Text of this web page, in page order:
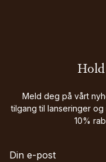
Meld deg på vårt
tilgang til lanseringer
10%